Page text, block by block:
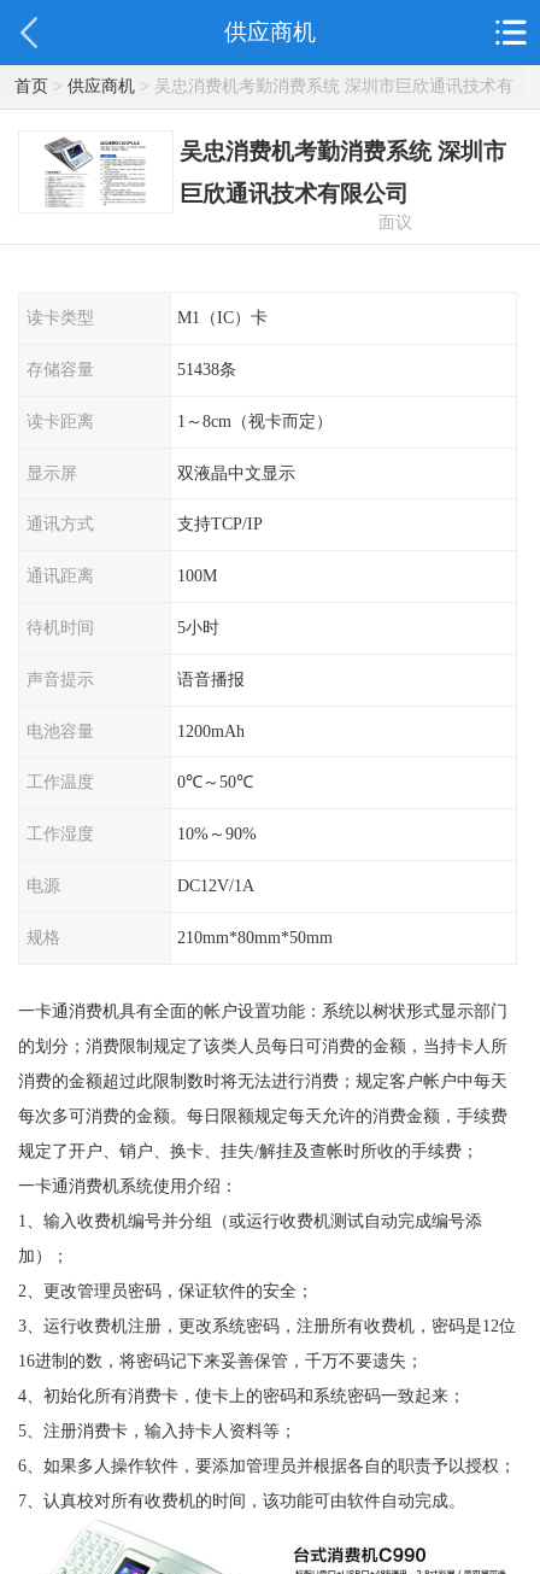
供应商机
首页> 供应商机> 吴忠消费机考勤消费系统 深圳市巨欣通讯技术有
限公司
吴忠消费机考勤消费系统 深圳市
巨欣通讯技术有限公司
面议
读卡类型 M1（IC）卡
存储容量 51438条
读卡距离 1～8cm（视卡而定）
显示屏 双液晶中文显示
通讯方式 支持TCP/IP
通讯距离 100M
待机时间 5小时
声音提示 语音播报
电池容量 1200mAh
工作温度 0℃～50℃
工作湿度 10%～90%
电源 DC12V/1A
规格 210mm*80mm*50mm
一卡通消费机具有全面的帐户设置功能：系统以树状形式显示部门
的划分；消费限制规定了该类人员每日可消费的金额，当持卡人所
消费的金额超过此限制数时将无法进行消费；规定客户帐户中每天
每次多可消费的金额。每日限额规定每天允许的消费金额，手续费
规定了开户、销户、换卡、挂失/解挂及查帐时所收的手续费；
一卡通消费机系统使用介绍：
1、输入收费机编号并分组（或运行收费机测试自动完成编号添
加）；
2、更改管理员密码，保证软件的安全；
3、运行收费机注册，更改系统密码，注册所有收费机，密码是12位
16进制的数，将密码记下来妥善保管，千万不要遗失；
4、初始化所有消费卡，使卡上的密码和系统密码一致起来；
5、注册消费卡，输入持卡人资料等；
6、如果多人操作软件，要添加管理员并根据各自的职责予以授权；
7、认真校对所有收费机的时间，该功能可由软件自动完成。